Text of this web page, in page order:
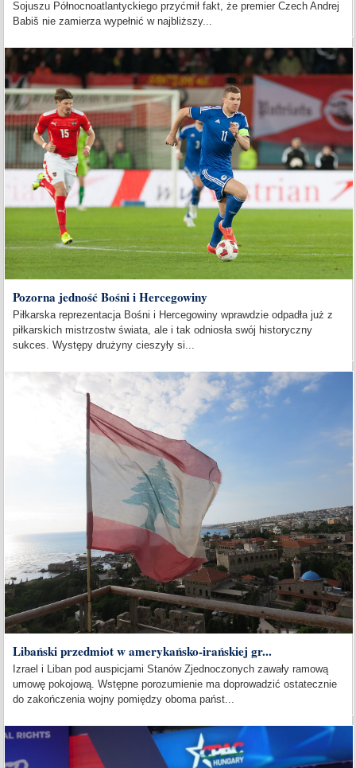
Sojuszu Północnoatlantyckiego przyćmił fakt, że premier Czech Andrej
Babiš nie zamierza wypełnić w najbliższy...
Pozorna jedność Bośni i Hercegowiny
Piłkarska reprezentacja Bośni i Hercegowiny wprawdzie odpadła już z
piłkarskich mistrzostw świata, ale i tak odniosła swój historyczny
sukces. Występy drużyny cieszyły si...
Libański przedmiot w amerykańsko-irańskiej gr...
Izrael i Liban pod auspicjami Stanów Zjednoczonych zawały ramową
umowę pokojową. Wstępne porozumienie ma doprowadzić ostatecznie
do zakończenia wojny pomiędzy oboma państ...